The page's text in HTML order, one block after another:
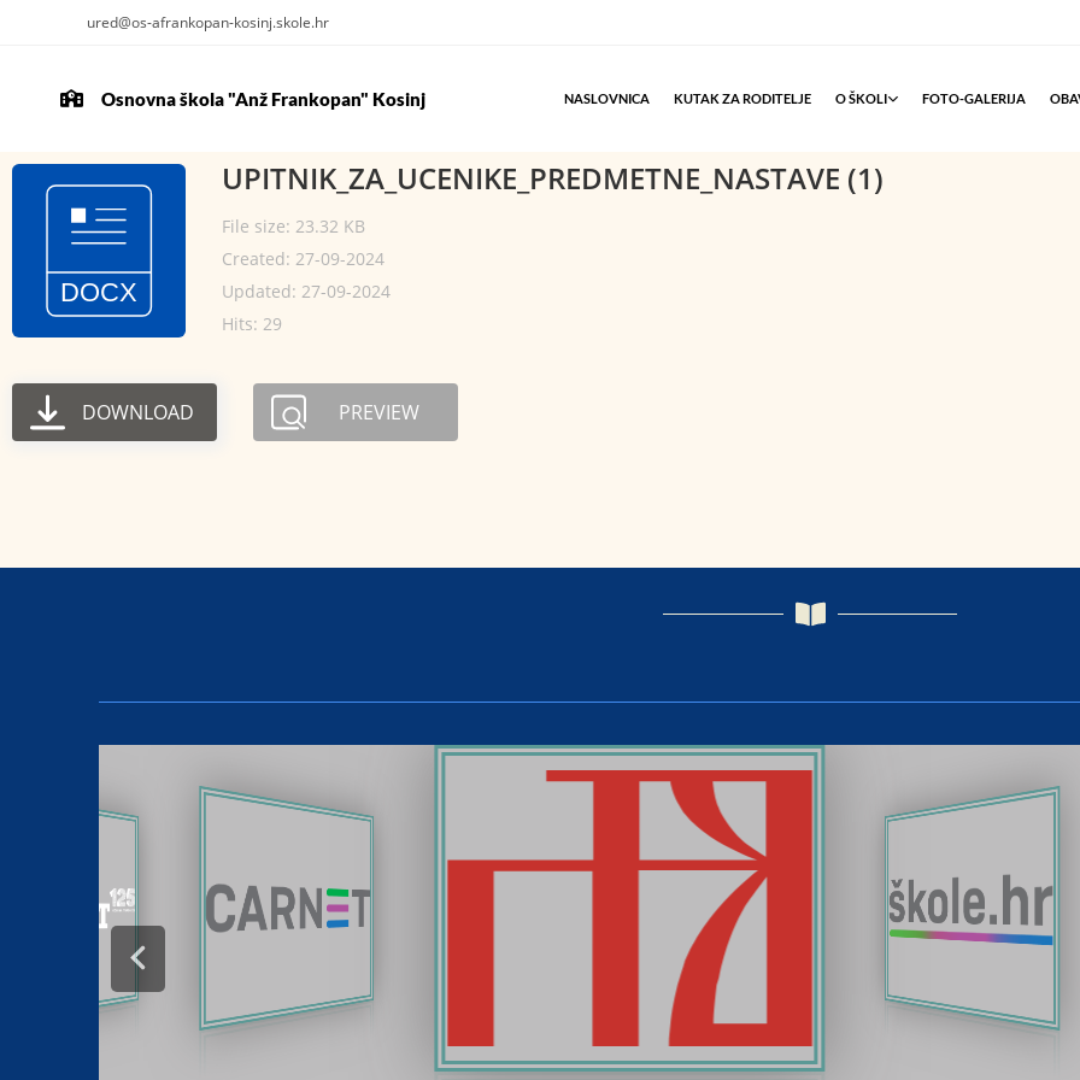
ured@os-afrankopan-kosinj.skole.hr
Osnovna škola "Anž Frankopan" Kosinj NASLOVNICA KUTAK ZA RODITELJE O ŠKOLI FOTO-GALERIJA
UPITNIK_ZA_UCENIKE_PREDMETNE_NASTAVE (1)
File size: 23.32 KB
Created: 27-09-2024
Updated: 27-09-2024
Hits: 29
DOWNLOAD PREVIEW